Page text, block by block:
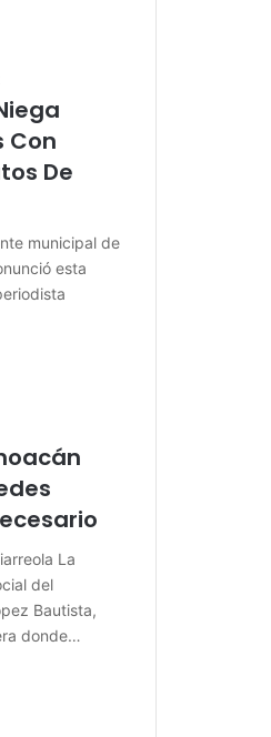
Con
De
municipal de
esta
La
del
Bautista,
donde…